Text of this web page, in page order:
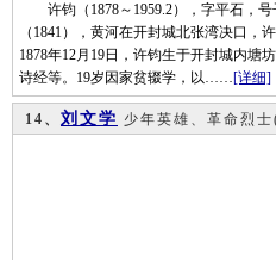
许钧（1878～1959.2），字平石，号
（1841），黄河在开封城北张湾决口
1878年12月19日，许钧生于开封城内塘
诗经等。19岁因家贫辍学，以……[详细]
14、 刘文学 少年英雄、革命烈士